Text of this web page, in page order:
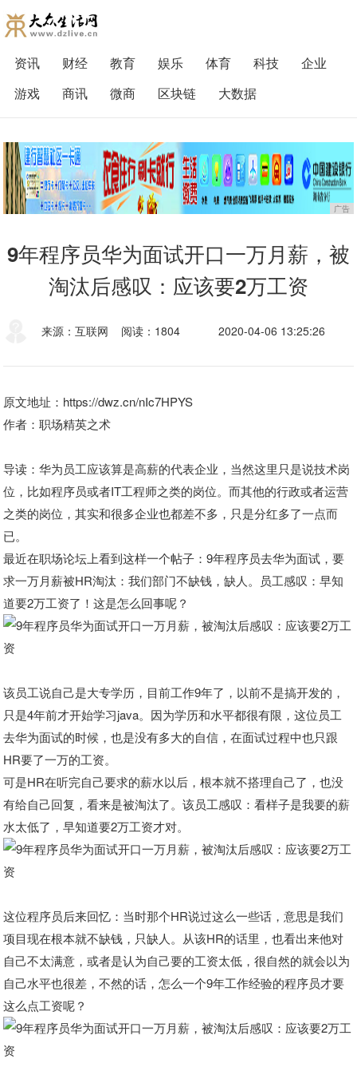
资讯 财经 教育 娱乐 体育 科技
企业
游戏
商讯 微商 区块链 大数据
广告
9年程序员华为面试开口一万月薪，被
淘汰后感叹：应该要2万工资
来源：互联网 阅读：1804 2020-04-06 13:25:26
原文地址：https://dwz.cn/nIc7HPYS
作者：职场精英之术
导读：华为员工应该算是高薪的代表企业，当然这里只是说技术岗
位，比如程序员或者IT工程师之类的岗位。而其他的行政或者运营
之类的岗位，其实和很多企业也都差不多，只是分红多了一点而
已。
最近在职场论坛上看到这样一个帖子：9年程序员去华为面试，要
求一万月薪被HR淘汰：我们部门不缺钱，缺人。员工感叹：早知
道要2万工资了！这是怎么回事呢？
该员工说自己是大专学历，目前工作9年了，以前不是搞开发的，
只是4年前才开始学习java。因为学历和水平都很有限，这位员工
去华为面试的时候，也是没有多大的自信，在面试过程中也只跟
HR要了一万的工资。
可是HR在听完自己要求的薪水以后，根本就不搭理自己了，也没
有给自己回复，看来是被淘汰了。该员工感叹：看样子是我要的薪
水太低了，早知道要2万工资才对。
这位程序员后来回忆：当时那个HR说过这么一些话，意思是我们
项目现在根本就不缺钱，只缺人。从该HR的话里，也看出来他对
自己不太满意，或者是认为自己要的工资太低，很自然的就会以为
自己水平也很差，不然的话，怎么一个9年工作经验的程序员才要
这么点工资呢？